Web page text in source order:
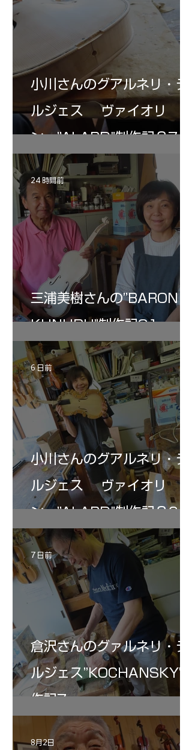
小川さんのグアルネリ・デ
ルジェス ヴァイオリ
ン ”ALARD"制作記３7
三浦美樹さんの”BARON・
KUNUPU"制作記31
24 時間前
小川さんのグアルネリ・デ
ルジェス ヴァイオリ
ン ”ALARD"制作記３6
6 日前
倉沢さんのグァルネリ・デ
ルジェス”KOCHANSKY"制
作記7
7 日前
8月2日